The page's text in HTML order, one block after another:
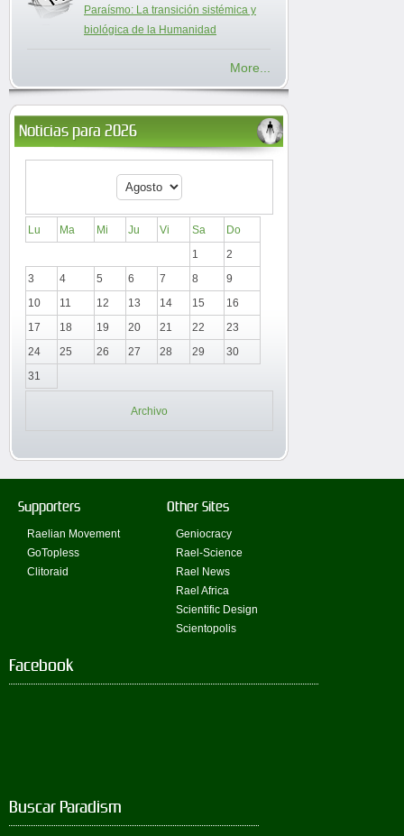
Paraísmo: La transición sistémica y
biológica de la Humanidad
More...
Noticias para 2026
Lu Ma Mi Ju Vi Sa
Do
1
2
3
4 5 6 7 8
9
10
11 12 13 14 15
16
17
18 19 20 21 22
23
24
25 26 27 28 29
30
31
Archivo
Supporters
Raelian Movement
GoTopless
Clitoraid
Other Sites
Geniocracy
Rael-Science
Rael News
Rael Africa
Scientific Design
Scientopolis
Facebook
Buscar Paradism